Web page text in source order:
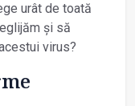
urât de toată
și să
virus?